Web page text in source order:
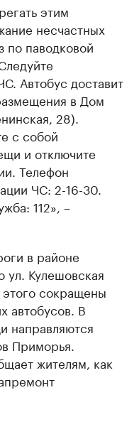
этим
несчастных
по паводковой
Автобус доставит
в Дом
28).
с собой
и отключите
Телефон
ЧС: 2-16-30.
112», –
в районе
ул. Кулешовская
сокращены
автобусов. В
направляются
Приморья.
жителям, как